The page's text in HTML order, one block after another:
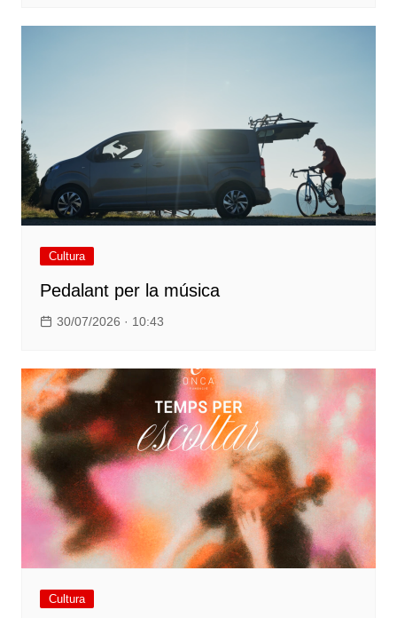
Cultura
Pedalant per la música
30/07/2026 · 10:43
Cultura